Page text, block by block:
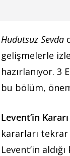
Hudutsuz Sevda
gelişmelerle
hazırlanıyor. 3
bu bölüm,
Levent’in Kararı
kararları
Levent’in